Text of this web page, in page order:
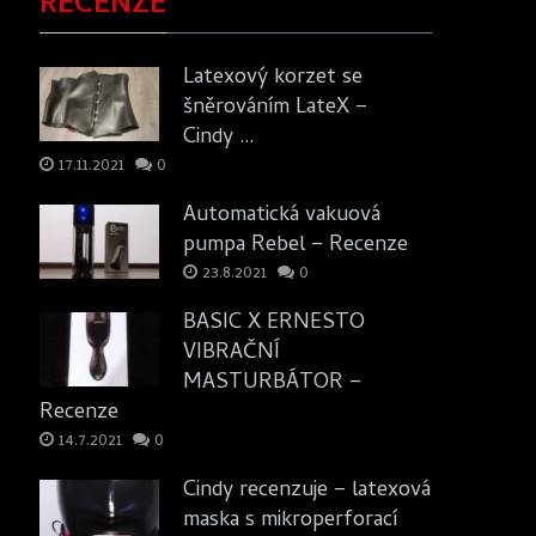
Latexový korzet se
šněrováním LateX –
Cindy …
17.11.2021 0
Automatická vakuová
pumpa Rebel – Recenze
23.8.2021 0
BASIC X ERNESTO
VIBRAČNÍ
MASTURBÁTOR –
Recenze
14.7.2021 0
Cindy recenzuje – latexová
maska s mikroperforací